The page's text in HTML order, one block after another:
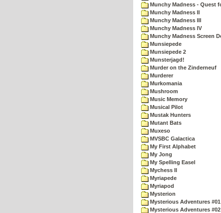
Munchy Madness - Quest
Munchy Madness II
Munchy Madness III
Munchy Madness IV
Munchy Madness Screen
Munsiepede
Munsiepede 2
Munsterjagd!
Murder on the Zinderneuf
Murderer
Murkomania
Mushroom
Music Memory
Musical Pilot
Mustak Hunters
Mutant Bats
Muxeso
MVSBC Galactica
My First Alphabet
My Jong
My Spelling Easel
Mychess II
Myriapede
Myriapod
Mysterion
Mysterious Adventures
Mysterious Adventures